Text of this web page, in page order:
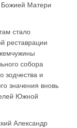
Божией Матери
стало
реставрации
собора
зодчества и
значения вновь
Южной
Александр